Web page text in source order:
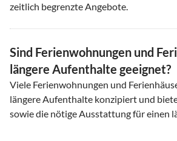
zeitlich begrenzte Angebote.
Sind Ferienwohnungen und
längere Aufenthalte geeignet?
Viele Ferienwohnungen und
längere Aufenthalte konzipiert und
sowie die nötige Ausstattung für einen